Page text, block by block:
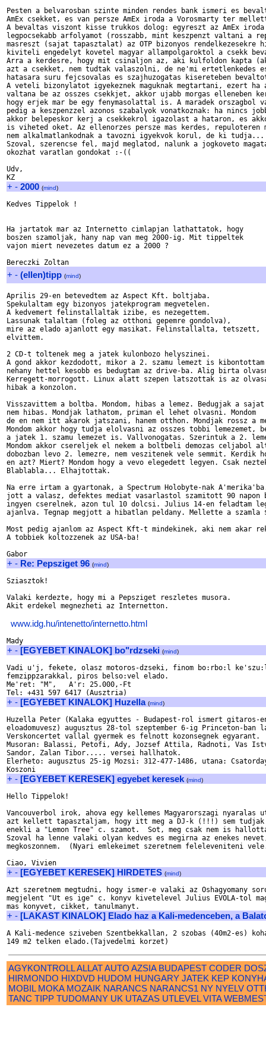
Pesten a belvarosban szinte minden rendes bank ismeri es
AmEx csekket, es van persze AmEx iroda a Vorosmarty ter
A bevaltas viszont kisse trukkos dolog: egyreszt az AmEx
legpocsekabb arfolyamot (rosszabb, mint keszpenzt valtani a
masreszt (sajat tapasztalat) az OTP bizonyos rendelkezesekre
kiviteli engedelyt kovetel magyar allampolgaroktol a csekk
Arra a kerdesre, hogy mit csinaljon az, aki kulfoldon kapta
azt a csekket, nem tudtak valaszolni, de ne'mi ertetlenkedes
hatasara suru fejcsovalas es szajhuzogatas kisereteben
A veteli bizonylatot igyekeznek maguknak megtartani, ezert ha
valtana be az osszes csekkjet, akkor ujabb morgas elleneben
hogy erjek mar be egy fenymasolattal is. A maradek
pedig a keszpenzzel azonos szabalyok vonatkoznak: ha nincs
akkor belepeskor kerj a csekkekrol igazolast a hataron, es
is viheted oket. Az ellenorzes persze mas kerdes, repuloteren
nem alkalmatlankodnak a tavozni igyekvok korul, de ki tudja...
Szoval, szerencse fel, majd meglatod, nalunk a jogkoveto
okozhat varatlan gondokat :-((
Udv,
+ - 2000 (mind)
Kedves Tippelok !
Ha jartatok mar az Internetto cimlapjan lathattatok, hogy
boszen szamoljak, hany nap van meg 2000-ig. Mit tippeltek
vajon miert nevezetes datum ez a 2000 ?
+ - (ellen)tipp (mind)
Aprilis 29-en betevedtem az Aspect Kft. boltjaba.
Spekulaltam egy bizonyos jatekprogram megvetelen.
A kedvemert felinstallaltak izibe, es nezegettem.
Lassunak talaltam (foleg az otthoni gepemre gondolva),
mire az elado ajanlott egy masikat. Felinstallalta, tetszett,
elvittem.
2 CD-t toltenek meg a jatek kulonbozo helyszinei.
A gond akkor kezdodott, mikor a 2. szamu lemezt is kibontottam
nehany hettel kesobb es bedugtam az drive-ba. Alig birta
Kerregett-morrogott. Linux alatt szepen latszottak is az
hibak a konzolon.
Visszavittem a boltba. Mondom, hibas a lemez. Bedugjak a sajat
nem hibas. Mondjak lathatom, priman el lehet olvasni. Mondom
de en nem itt akarok jatszani, hanem otthon. Mondjak rossz a
Mondom akkor hogy tudja elolvasni az osszes tobbi lemezemet,
a jatek 1. szamu lemezet is. Vallvonogatas. Szerintuk a 2.
Mondom akkor csereljek el nekem a boltbeli demozas
dobozban levo 2. lemezre, nem veszitenek vele semmit. Kerdik
en azt? Miert? Mondom hogy a vevo elegedett legyen. Csak
Blablabla... Elhajtottak.
Na erre irtam a gyartonak, a Spectrum Holobyte-nak A'merika'ba.
jott a valasz, defektes mediat vasarlastol szamitott 90 napon
ingyen cserelnek, azon tul 10 dolcsi. Julius 14-en feladtam
ajanlva. Tegnap megjott a hibatlan peldany. Mellette a szamla
Most pedig ajanlom az Aspect Kft-t mindekinek, aki nem akar
A tobbiek koltozzenek az USA-ba!
+ - Re: Pepsziget 96 (mind)
Sziasztok!
Valaki kerdezte, hogy mi a Pepsziget reszletes musora.
Akit erdekel megnezheti az Internetton.
www.idg.hu/intenetto/internetto.html
+ - [EGYEBET KINALOK] bo"rdzseki (mind)
Vadi u'j, fekete, olasz motoros-dzseki, finom bo:rbo:l
femzippzarakkal, piros belso:vel elado.
Me'ret: "M",   A'r: 25.000,-Ft
+ - [EGYEBET KINALOK] Huzella (mind)
Huzella Peter (Kalaka egyuttes - Budapest-rol ismert gitaros-
eloadomuvesz) augusztus 28-tol szeptember 6-ig Princeton-
Verskoncertet vallal gyermek es felnott kozonsegnek egyarant.
Musoran: Balassi, Petofi, Ady, Jozsef Attila, Radnoti, Vas
Sandor, Zalan Tibor..... versei hallhatok.
Elerheto: augusztus 25-ig Mozsi: 312-477-1486, utana:
+ - [EGYEBET KERESEK] egyebet keresek (mind)
Hello Tippelok!
Vancouverbol irok, ahova egy kellemes Magyarorszagi nyaralas
azt kellett tapasztaljam, hogy itt meg a DJ-k (!!!) sem tudjak
enekli a "Lemon Tree" c. szamot.  Sot, meg csak nem is
Szoval ha lenne valaki olyan kedves es megirna az enekes
megkoszonnem.  (Nyari emlekeimet szeretnem feleleveniteni
+ - [EGYEBET KERESEK] HIRDETES (mind)
Azt szeretnem megtudni, hogy ismer-e valaki az Oshagyomany
megjelent "Ut es ige" c. konyv kivetelevel Julius EVOLA-tol
+ - [LAKAST KINALOK] Elado haz a Kali-medenceben, a
A Kali-medence sziveben Szentbekkallan, 2 szobas (40m2-es)
AGYKONTROLLALLATAUTO AZSIA BUDAPEST CODER
HIRMONDO HIXDVD HUDOM HUNGARY JATEK KEP
MOBIL MOKA MOZAIK NARANCS NARANCS1 NY NYELV
TANC TIPP TUDOMANY UK UTAZAS UTLEVEL VITA